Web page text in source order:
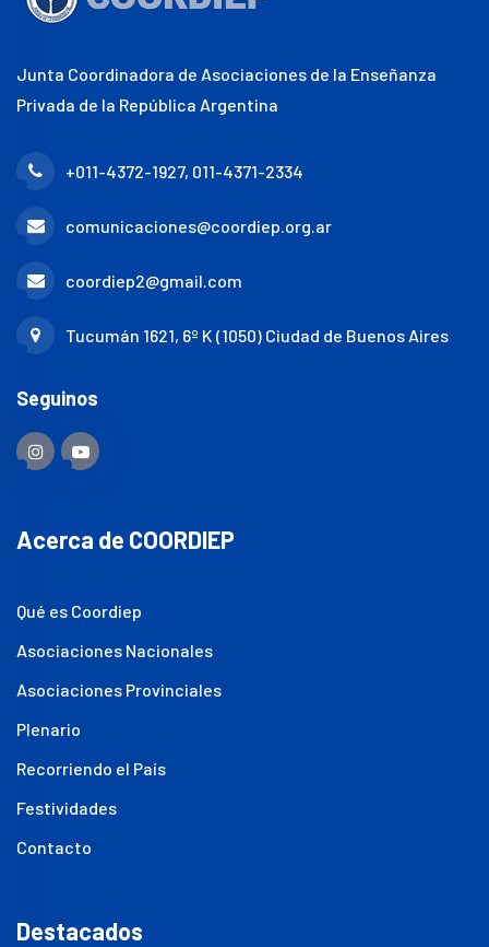
Junta Coordinadora de Asociaciones de la Enseñanza
Privada de la República Argentina
+011-4372-1927, 011-4371-2334
comunicaciones@coordiep.org.ar
coordiep2@gmail.com
Tucumán 1621, 6º K (1050) Ciudad de Buenos Aires
Seguinos
Acerca de COORDIEP
Qué es Coordiep
Asociaciones Nacionales
Asociaciones Provinciales
Plenario
Recorriendo el País
Festividades
Contacto
Destacados